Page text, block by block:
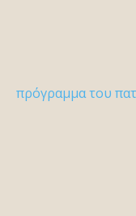
πρόγραμμα του